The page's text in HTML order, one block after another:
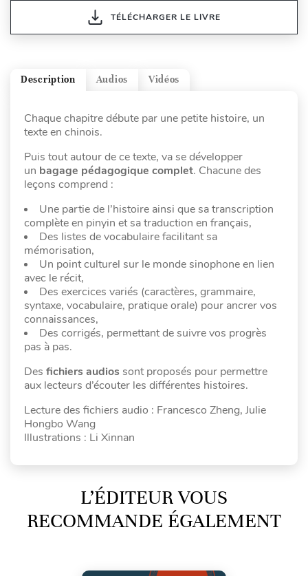
TÉLÉCHARGER LE LIVRE
Vidéos
Audios
Description
Chaque chapitre débute par une petite histoire, un
texte en chinois.
Puis tout autour de ce texte, va se développer
un bagage pédagogique complet. Chacune des
leçons comprend :
Une partie de l’histoire ainsi que sa transcription
complète en pinyin et sa traduction en français,
Des listes de vocabulaire facilitant sa
mémorisation,
Un point culturel sur le monde sinophone en lien
avec le récit,
Des exercices variés (caractères, grammaire,
syntaxe, vocabulaire, pratique orale) pour ancrer vos
connaissances,
Des corrigés, permettant de suivre vos progrès
pas à pas.
Des fichiers audios sont proposés pour permettre
aux lecteurs d’écouter les différentes histoires.
Lecture des fichiers audio : Francesco Zheng, Julie
Hongbo Wang
Illustrations : Li Xinnan
L’ÉDITEUR VOUS
RECOMMANDE ÉGALEMENT